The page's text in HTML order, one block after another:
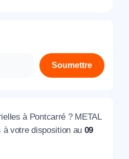
Soumettre
à Pontcarré ? METAL
à votre disposition au 09